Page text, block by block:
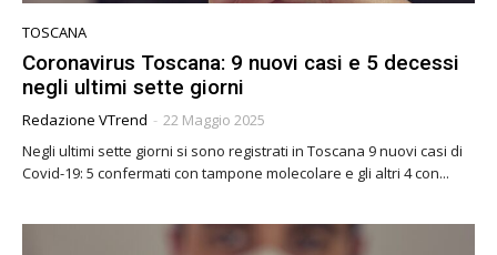
TOSCANA
Coronavirus Toscana: 9 nuovi casi e 5 decessi
negli ultimi sette giorni
Redazione VTrend - 22 Maggio 2025
Negli ultimi sette giorni si sono registrati in Toscana 9 nuovi casi di
Covid-19: 5 confermati con tampone molecolare e gli altri 4 con...